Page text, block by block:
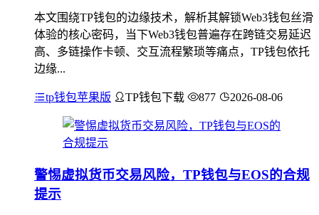
本文围绕TP钱包的边缘技术，解析其解锁Web3钱包丝滑
体验的核心密码，当下Web3钱包普遍存在跨链交易延迟
高、多链操作卡顿、交互流程繁琐等痛点，TP钱包依托
边缘...
tp钱包苹果版 TP钱包下载 877 2026-08-06
警惕虚拟货币交易风险，TP钱包与EOS的合规
提示